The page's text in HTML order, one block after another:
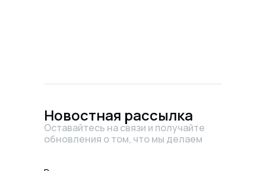
Новостная рассылка
Оставайтесь на связи и получайте
обновления о том, что мы делаем